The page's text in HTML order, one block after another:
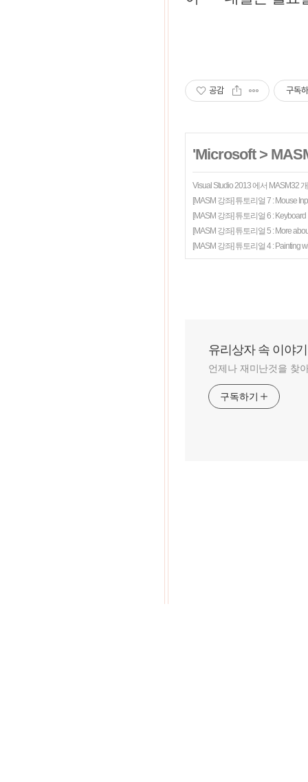
공감 구독
'Microsoft>
Visual Studio 2013 에서 MASM32
[MASM 강좌] 튜토리얼 7 : Mouse
[MASM 강좌] 튜토리얼 6 : Keyboard
[MASM 강좌] 튜토리얼 5 : More
[MASM 강좌] 튜토리얼 4 : Painting
유리상자 속 이야기
언제나 재미난것을 찾
구독하기